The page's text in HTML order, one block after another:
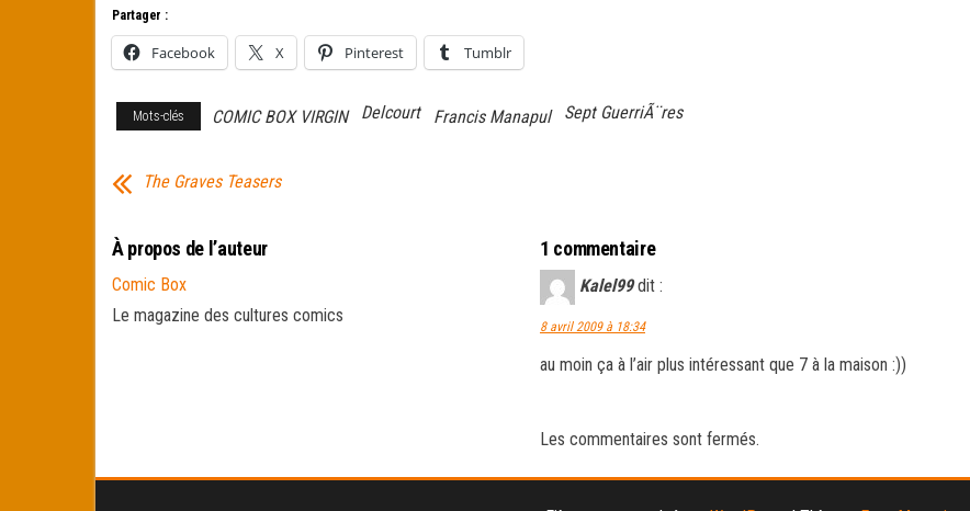
Partager :
Facebook X Pinterest Tumblr
Mots-clés COMIC BOX VIRGIN Delcourt Francis Manapul Sept GuerriÃ¨res
The Graves Teasers
À propos de l’auteur
Comic Box
Le magazine des cultures comics
1 commentaire
Kalel99 dit :
8 avril 2009 à 18:34
au moin ça à l’air plus intéressant que 7 à la maison :))
Les commentaires sont fermés.